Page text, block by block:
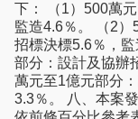
下： （1）500萬
監造4.6％。 （2
招標決標5.6％，
部分：設計及協辦
萬元至1億元部分
3.3％。 八、本案